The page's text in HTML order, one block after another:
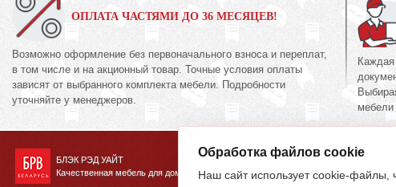
ОПЛАТА ЧАСТЯМИ ДО 36 МЕСЯЦЕВ!
Возможно оформление без первоначального взноса и переплат,
в том числе и на акционный товар. Точные условия оплаты
зависят от выбранного комплекта мебели. Подробности
уточняйте у менеджеров.
мебели
БЛЭК РЭД УАЙТ
Качественная мебель для дома
Обработка файлов cookie
Наш сайт использует cookie-файлы,